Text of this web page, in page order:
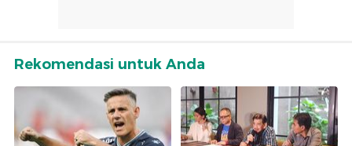
Rekomendasi untuk Anda